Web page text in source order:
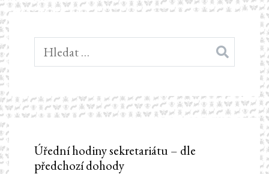
Vyhledávání
Úřední hodiny sekretariátu – dle
předchozí dohody